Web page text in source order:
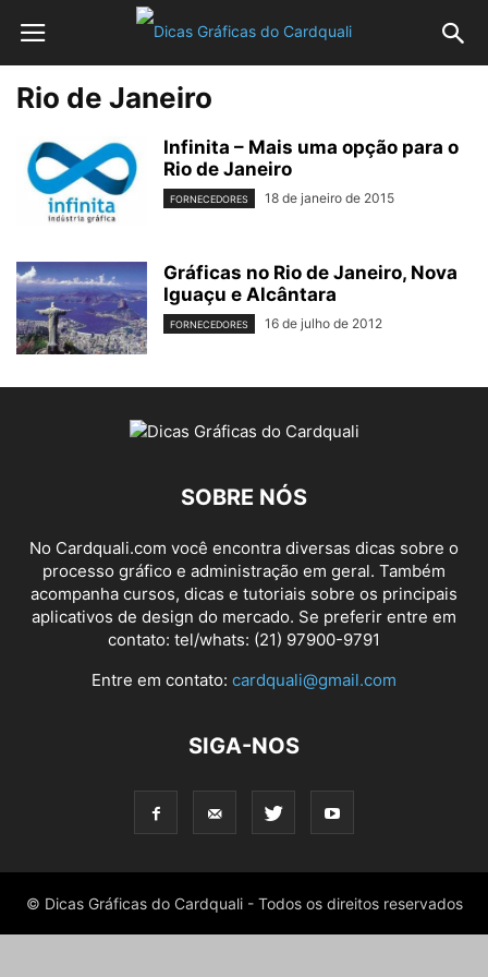
Rio de Janeiro
Infinita – Mais uma opção para o
Rio de Janeiro
FORNECEDORES 18 de janeiro de 2015
Gráficas no Rio de Janeiro, Nova
Iguaçu e Alcântara
FORNECEDORES 16 de julho de 2012
SOBRE NÓS
No Cardquali.com você encontra diversas dicas sobre o
processo gráfico e administração em geral. Também
acompanha cursos, dicas e tutoriais sobre os principais
aplicativos de design do mercado. Se preferir entre em
contato: tel/whats: (21) 97900-9791
Entre em contato: cardquali@gmail.com
SIGA-NOS
© Dicas Gráficas do Cardquali - Todos os direitos reservados